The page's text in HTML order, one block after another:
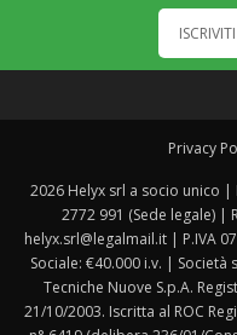
Privacy
2026 Helyx srl a socio unico |
2772 991 (Sede legale) |
helyx.srl@legalmail.it | P.IVA
Sociale: €40.000 i.v. |
Tecniche Nuove S.p.A.
21/10/2003. Iscritta al ROC